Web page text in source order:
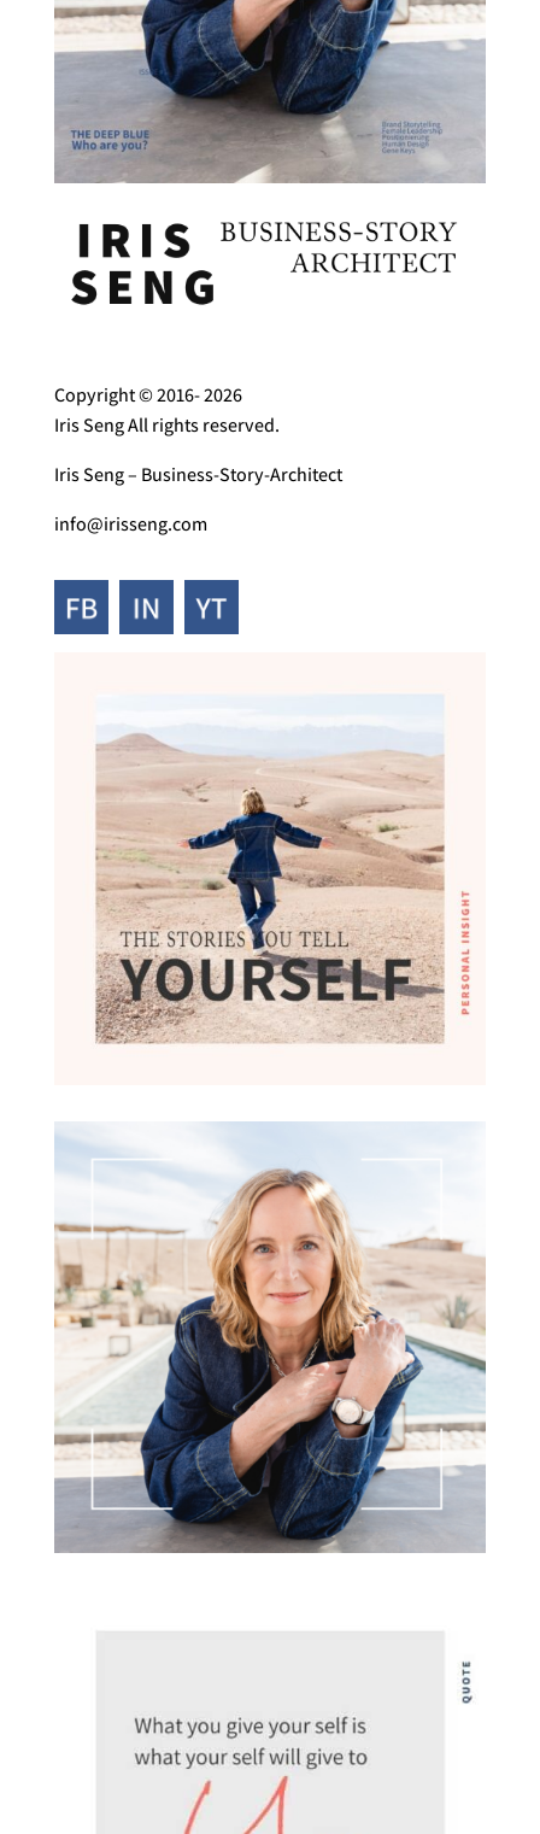
Copyright © 2016- 2026
Iris Seng All rights reserved.
Iris Seng – Business-Story-Architect
info@irisseng.com